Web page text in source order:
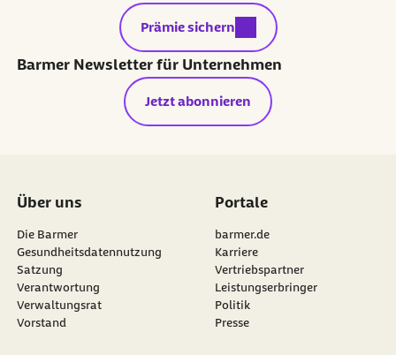
externer Link:
Prämie sichern
Barmer Newsletter für Unternehmen
Jetzt abonnieren
Über uns
Die Barmer
Gesundheitsdatennutzung
Satzung
Verantwortung
Verwaltungsrat
Vorstand
Portale
barmer.de
Karriere
Vertriebspartner
Leistungserbringer
Politik
Presse